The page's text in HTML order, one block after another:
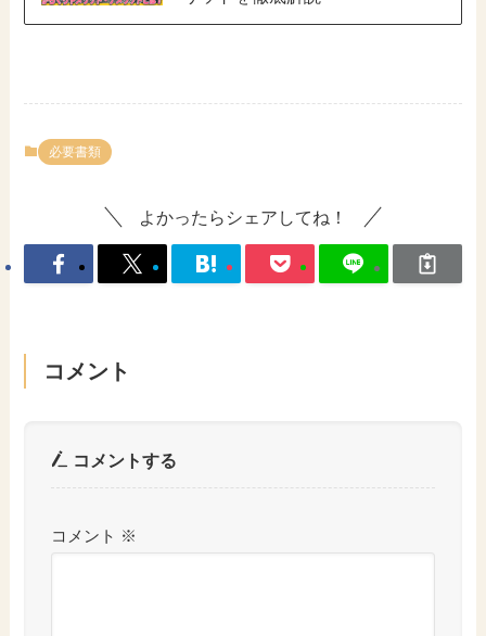
必要書類
よかったらシェアしてね！
コメント
コメントする
コメント ※